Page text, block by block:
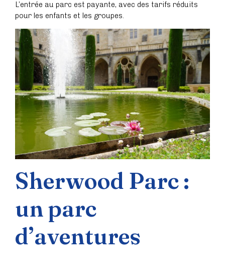
L’entrée au parc est payante, avec des tarifs réduits
pour les enfants et les groupes.
Sherwood Parc :
un parc
d’aventures